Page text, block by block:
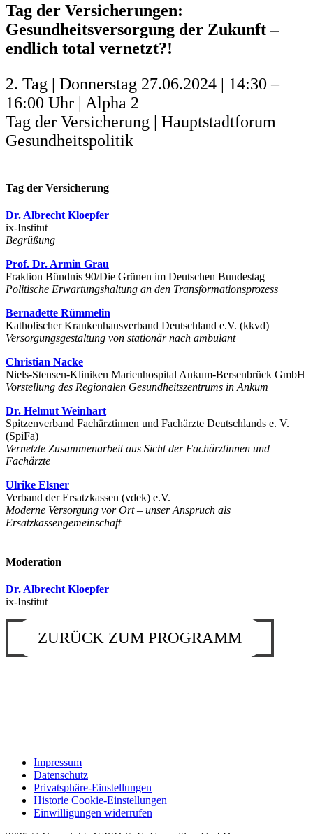
Tag der Versicherungen:
Gesundheitsversorgung der Zukunft –
endlich total vernetzt?!
2. Tag | Donnerstag 27.06.2024 | 14:30 –
16:00 Uhr | Alpha 2
Tag der Versicherung | Hauptstadtforum
Gesundheitspolitik
Tag der Versicherung
Dr. Albrecht Kloepfer
ix-Institut
Begrüßung
Prof. Dr. Armin Grau
Fraktion Bündnis 90/Die Grünen im Deutschen Bundestag
Politische Erwartungshaltung an den Transformationsprozess
Bernadette Rümmelin
Katholischer Krankenhausverband Deutschland e.V. (kkvd)
Versorgungsgestaltung von stationär nach ambulant
Christian Nacke
Niels-Stensen-Kliniken Marienhospital Ankum-Bersenbrück GmbH
Vorstellung des Regionalen Gesundheitszentrums in Ankum
Dr. Helmut Weinhart
Spitzenverband Fachärztinnen und Fachärzte Deutschlands e. V.
(SpiFa)
Vernetzte Zusammenarbeit aus Sicht der Fachärztinnen und
Fachärzte
Ulrike Elsner
Verband der Ersatzkassen (vdek) e.V.
Moderne Versorgung vor Ort – unser Anspruch als
Ersatzkassengemeinschaft
Moderation
Dr. Albrecht Kloepfer
ix-Institut
ZURÜCK ZUM PROGRAMM
Impressum
Datenschutz
Privatsphäre-Einstellungen
Historie Cookie-Einstellungen
Einwilligungen widerrufen